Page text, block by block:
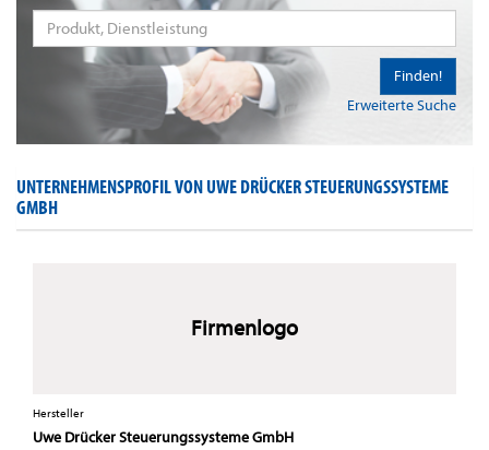
Erweiterte Suche
Finden!
UNTERNEHMENSPROFIL VON UWE DRÜCKER STEUERUNGSSYSTEME
GMBH
Firmenlogo
Hersteller
Uwe Drücker Steuerungssysteme GmbH